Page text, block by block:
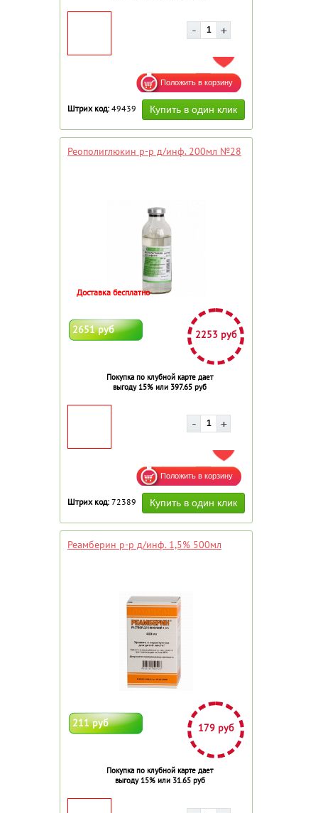
ДОБАВИТЬ В ИЗБРАННОЕ
Штрих код: 49439
Реополиглюкин р-р д/инф. 200мл №28
2651 руб 2253 руб
Покупка по клубной карте дает
выгоду 15% или 397.65 руб
Доставка бесплатно
ДОБАВИТЬ В ИЗБРАННОЕ
Штрих код: 72389
Реамберин р-р д/инф. 1,5% 500мл
211 руб 179 руб
Покупка по клубной карте дает
выгоду 15% или 31.65 руб